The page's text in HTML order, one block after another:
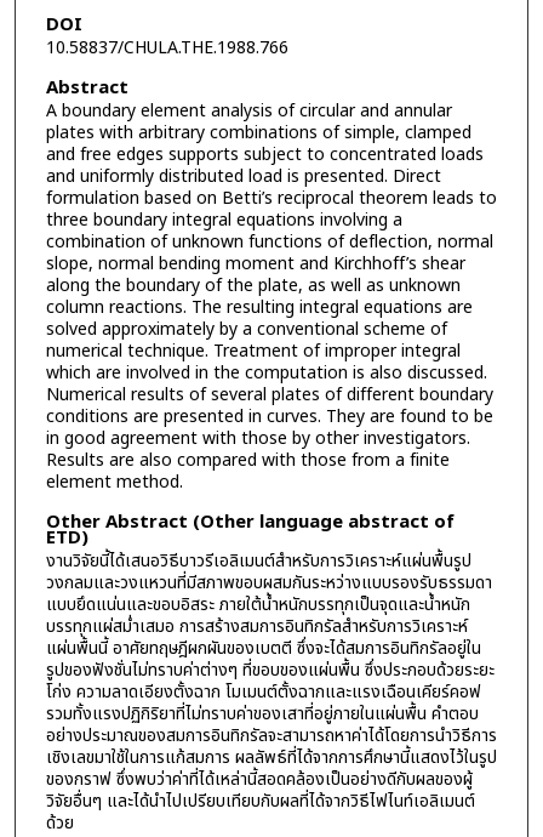
DOI
10.58837/CHULA.THE.1988.766
Abstract
A boundary element analysis of circular and annular
plates with arbitrary combinations of simple, clamped
and free edges supports subject to concentrated loads
and uniformly distributed load is presented. Direct
formulation based on Betti’s reciprocal theorem leads to
three boundary integral equations involving a
combination of unknown functions of deflection, normal
slope, normal bending moment and Kirchhoff’s shear
along the boundary of the plate, as well as unknown
column reactions. The resulting integral equations are
solved approximately by a conventional scheme of
numerical technique. Treatment of improper integral
which are involved in the computation is also discussed.
Numerical results of several plates of different boundary
conditions are presented in curves. They are found to be
in good agreement with those by other investigators.
Results are also compared with those from a finite
element method.
Other Abstract (Other language abstract of
ETD)
งานวิจัยนี้ได้เสนอวิธีบาวรีเอลิเมนต์สำหรับการวิเคราะห์แผ่นพื้นรูป
วงกลมและวงแหวนที่มีสภาพขอบผสมกันระหว่างแบบรองรับธรรมดา
แบบยึดแน่นและขอบอิสระ ภายใต้น้ำหนักบรรทุกเป็นจุดและน้ำหนัก
บรรทุกแผ่สม่ำเสมอ การสร้างสมการอินทิกรัลสำหรับการวิเคราะห์
แผ่นพื้นนี้ อาศัยทฤษฎีผกผันของเบตตี ซึ่งจะได้สมการอินทิกรัลอยู่ใน
รูปของฟังชั่นไม่ทราบค่าต่างๆ ที่ขอบของแผ่นพื้น ซึ่งประกอบด้วยระยะ
โก่ง ความลาดเอียงตั้งฉาก โมเมนต์ตั้งฉากและแรงเฉือนเคียร์คอฟ
รวมทั้งแรงปฏิกิริยาที่ไม่ทราบค่าของเสาที่อยู่ภายในแผ่นพื้น คำตอบ
อย่างประมาณของสมการอินทิกรัลจะสามารถหาค่าได้โดยการนำวิธีการ
เชิงเลขมาใช้ในการแก้สมการ ผลลัพธ์ที่ได้จากการศึกษานี้แสดงไว้ในรูป
ของกราฟ ซึ่งพบว่าค่าที่ได้เหล่านี้สอดคล้องเป็นอย่างดีกับผลของผู้
วิจัยอื่นๆ และได้นำไปเปรียบเทียบกับผลที่ได้จากวิธีไฟไนท์เอลิเมนต์
ด้วย